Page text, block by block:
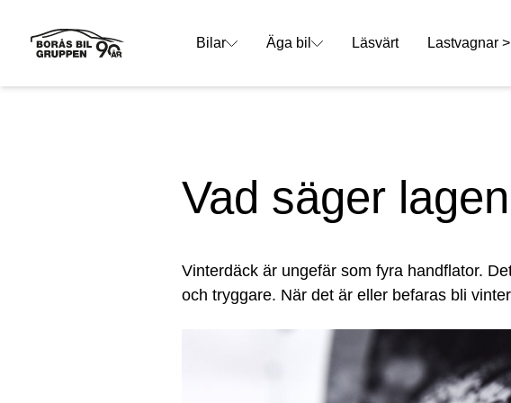
Bilar Äga bil Läsvärt Lastvagnar >
Vad säger
Vinterdäck är ungefär som fyra handflator.
och tryggare. När det är eller befaras bli